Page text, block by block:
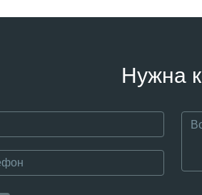
Нужна